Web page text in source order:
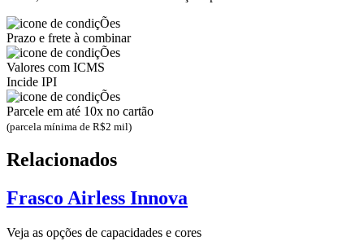
Prazo e frete à combinar
Valores com ICMS
Incide IPI
Parcele em até 10x no cartão
(parcela mínima de R$2 mil)
Relacionados
Frasco Airless Innova
Veja as opções de capacidades e cores